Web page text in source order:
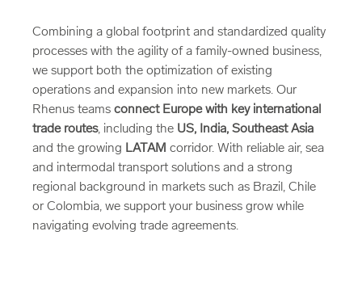
Combining a global footprint and standardized quality
processes with the agility of a family-owned business,
we support both the optimization of existing
operations and expansion into new markets. Our
Rhenus teams connect Europe with key international
trade routes, including the US, India, Southeast Asia
and the growing LATAM corridor. With reliable air, sea
and intermodal transport solutions and a strong
regional background in markets such as Brazil, Chile
or Colombia, we support your business grow while
navigating evolving trade agreements.